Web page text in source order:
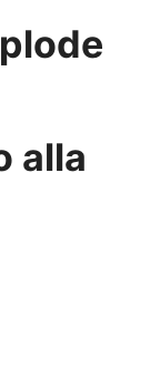
alla